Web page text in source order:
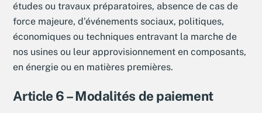
études ou travaux préparatoires, absence de cas de
force majeure, d’événements sociaux, politiques,
économiques ou techniques entravant la marche de
nos usines ou leur approvisionnement en composants,
en énergie ou en matières premières.
Article 6 – Modalités de paiement